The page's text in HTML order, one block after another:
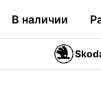
В наличии